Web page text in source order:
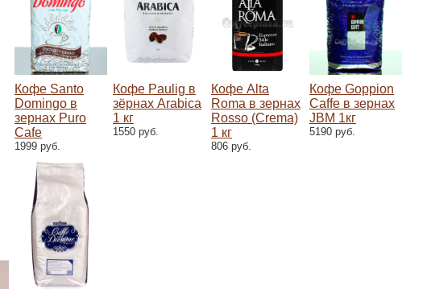
Кофе Santo
Domingo в
зернах Puro
Cafe
1999 руб.
Кофе Paulig в
зёрнах Arabica
1 кг
1550 руб.
Кофе Alta
Roma в зернах
Rosso (Crema)
1 кг
806 руб.
Кофе Goppion
Caffe в зернах
JBM 1кг
5190 руб.